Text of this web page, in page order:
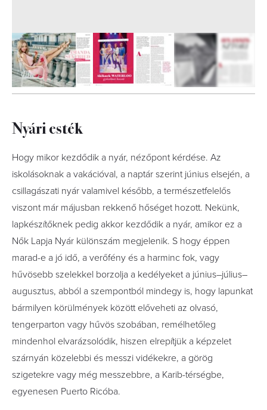
Nyári esték
Hogy mikor kezdődik a nyár, nézőpont kérdése. Az
iskolásoknak a vakációval, a naptár szerint június elsején, a
csillagászati nyár valamivel később, a természetfelelős
viszont már májusban rekkenő hőséget hozott. Nekünk,
lapkészítőknek pedig akkor kezdődik a nyár, amikor ez a
Nők Lapja Nyár különszám megjelenik. S hogy éppen
marad-e a jó idő, a verőfény és a harminc fok, vagy
hűvösebb szelekkel borzolja a kedélyeket a június–július–
augusztus, abból a szempontból mindegy is, hogy lapunkat
bármilyen körülmények között előveheti az olvasó,
tengerparton vagy hűvös szobában, remélhetőleg
mindenhol elvarázsolódik, hiszen elrepítjük a képzelet
szárnyán közelebbi és messzi vidékekre, a görög
szigetekre vagy még messzebbre, a Karib-térségbe,
egyenesen Puerto Ricóba.